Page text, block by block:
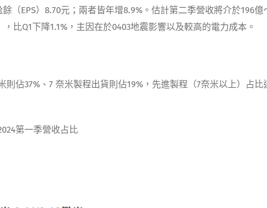
（EPS）8.70元；兩者皆年增8.9%。估計第二季營收將介於196億
比Q1下降1.1%，主因在於0403地震影響以及較高的電力成本。
佔37%、7 奈米製程出貨則佔19%，先進製程（7奈米以上）占比
第一季營收占比